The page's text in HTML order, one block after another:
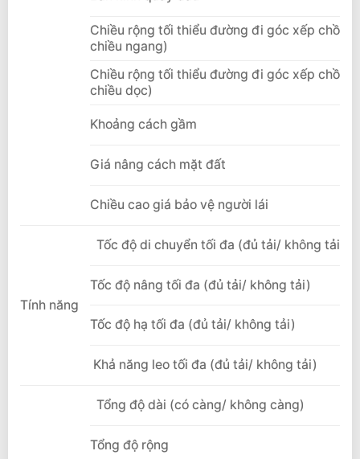
Chiều rộng tối thiểu đường đi góc xếp chồng
chiều ngang)
Chiều rộng tối thiểu đường đi góc xếp
chiều dọc)
Khoảng cách gầm
Giá nâng cách mặt đất
Chiều cao giá bảo vệ người lái
Tính năng
Tốc độ di chuyển tối đa (đủ tải/ không tải)
Tốc độ nâng tối đa (đủ tải/ không tải)
Tốc độ hạ tối đa (đủ tải/ không tải)
Khả năng leo tối đa (đủ tải/ không tải)
Tổng độ dài (có càng/ không càng)
Tổng độ rộng